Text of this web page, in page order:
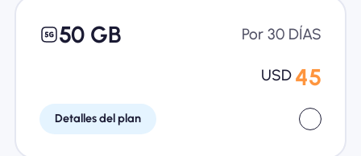
50 GB Por 30 DÍAS
USD 45
Detalles del plan